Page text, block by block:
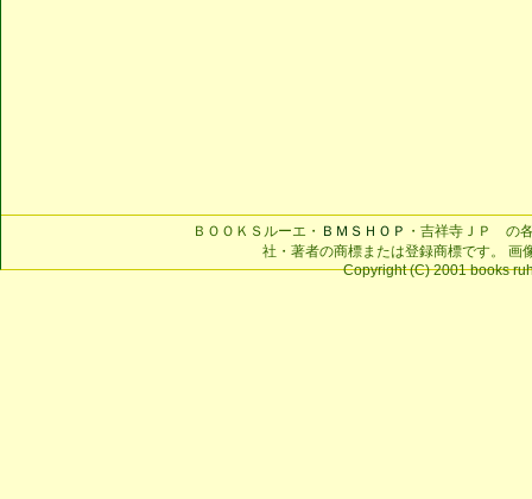
ＢＯＯＫＳルーエ・ ＢＭＳＨＯＰ ・吉祥寺ＪＰ の
社・著者の商標または登録商標です。 画
Copyright (C) 2001 books